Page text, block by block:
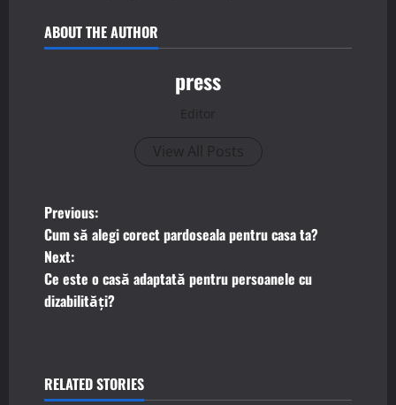
ABOUT THE AUTHOR
press
Editor
View All Posts
P
o
s
Previous:
Cum să alegi corect pardoseala pentru casa ta?
Next:
Ce este o casă adaptată pentru persoanele cu
dizabilități?
RELATED STORIES